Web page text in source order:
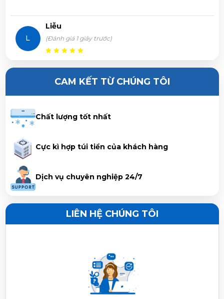
Trần Thị Hà Vy vừa đặt mua
MSAFIII-10CRN8
1.0 HP MSAFIII-10CRN8
Huỳnh Trọng Nghĩa vừa đặt muaMáy lạnh Midea 1.0 HP
MSAFIII-10CRN8
Nguyễn Duy Luân vừa đặt mua Máy lạnh Midea 1.0 HP
Nguyễn Văn Sang vừa đặt muaMáy lạnh Midea 1.0 HP
Nguyễn Ngọc Trí vừa đặt mua
Máy lạnh Midea 1.0 HP
L
Liễu
(Đánh giá 1 giây trước)
Máy chạy rất êm, tiết kiệm điện
CAM KẾT TỪ CHÚNG TÔI
Chất lượng tốt nhất
Cực kì hợp túi tiền của khách hàng
Dịch vụ chuyên nghiệp 24/7
LIÊN HỆ CHÚNG TÔI